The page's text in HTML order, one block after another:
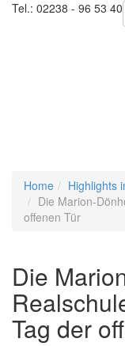
Tel.: 02238 - 96 53 40
Home
Highlights
Die Marion-
offenen Tür
Die
Tag der